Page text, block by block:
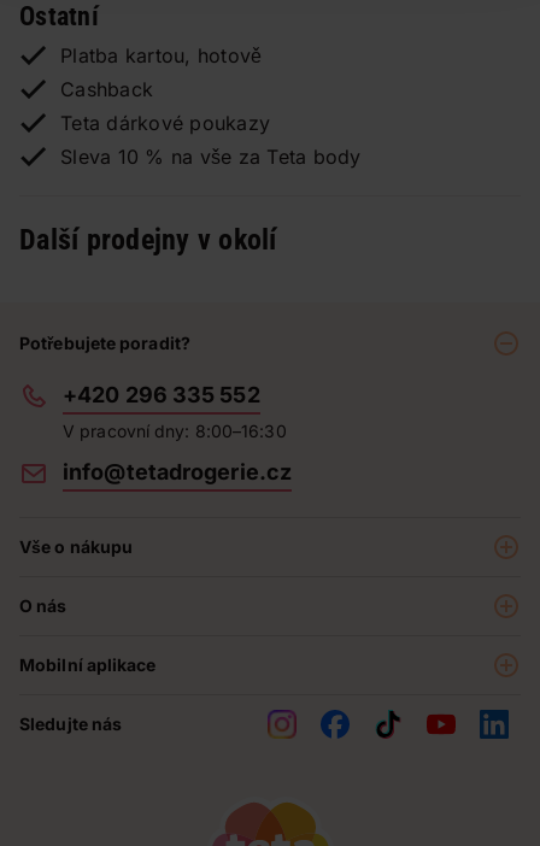
Ostatní
Platba kartou, hotově
Cashback
Teta dárkové poukazy
Sleva 10 % na vše za Teta body
Další prodejny v okolí
Potřebujete poradit?
+420 296 335 552
V pracovní dny: 8:00–16:30
info@tetadrogerie.cz
Vše o nákupu
Prodejny
Obchodní podmínky
O nás
Teta pomáhá
Mobilní aplikace
Sledujte nás